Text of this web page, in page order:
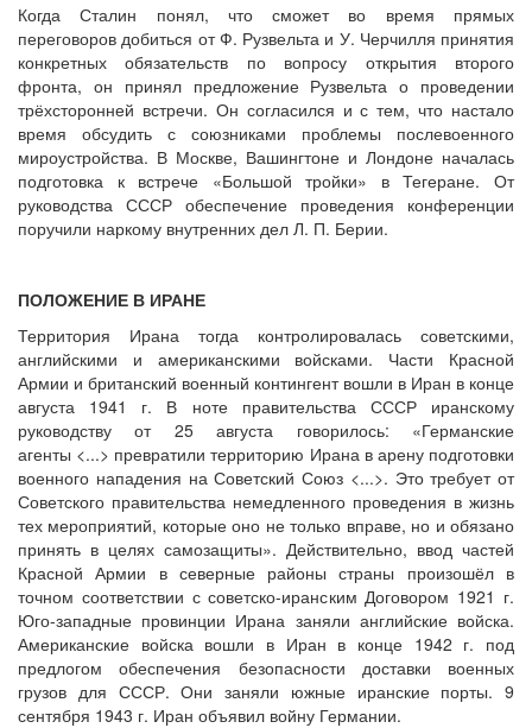
Когда Сталин понял, что сможет во время прямых
переговоров добиться от Ф. Рузвельта и У. Черчилля принятия
конкретных обязательств по вопросу открытия второго
фронта, он принял предложение Рузвельта о проведении
трёхсторонней встречи. Он согласился и с тем, что настало
время обсудить с союзниками проблемы послевоенного
мироустройства. В Москве, Вашингтоне и Лондоне началась
подготовка к встрече «Большой тройки» в Тегеране. От
руководства СССР обеспечение проведения конференции
поручили наркому внутренних дел Л. П. Берии.
ПОЛОЖЕНИЕ В ИРАНЕ
Территория Ирана тогда контролировалась советскими,
английскими и американскими войсками. Части Красной
Армии и британский военный контингент вошли в Иран в конце
августа 1941 г. В ноте правительства СССР иранскому
руководству от 25 августа говорилось: «Германские
агенты <...> превратили территорию Ирана в арену подготовки
военного нападения на Советский Союз <...>. Это требует от
Советского правительства немедленного проведения в жизнь
тех мероприятий, которые оно не только вправе, но и обязано
принять в целях самозащиты». Действительно, ввод частей
Красной Армии в северные районы страны произошёл в
точном соответствии с советско-иранским Договором 1921 г.
Юго-западные провинции Ирана заняли английские войска.
Американские войска вошли в Иран в конце 1942 г. под
предлогом обеспечения безопасности доставки военных
грузов для СССР. Они заняли южные иранские порты. 9
сентября 1943 г. Иран объявил войну Германии.